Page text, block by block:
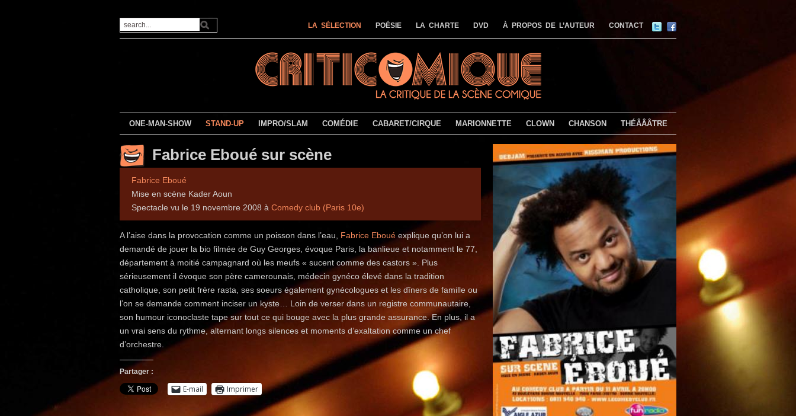
LA SÉLECTION POÉSIE LA CHARTE DVD À PROPOS DE L’AUTEUR CONTACT
ONE-MAN-SHOW STAND-UP IMPRO/SLAM COMÉDIE CABARET/CIRQUE MARIONNETTE CLOWN CHANSON THÉÂÂÂTRE
Fabrice Eboué sur scène
Fabrice Eboué
Mise en scène Kader Aoun
Spectacle vu le 19 novembre 2008 à Comedy club (Paris 10e)
A l’aise dans la provocation comme un poisson dans l’eau, Fabrice Eboué explique qu’on lui a
demandé de jouer la bio filmée de Guy Georges, évoque Paris, la banlieue et notamment le 77,
département à moitié campagnard où les meufs « sucent comme des castors ». Plus
sérieusement il évoque son père camerounais, médecin gynéco élevé dans la tradition
catholique, son petit frère rasta, ses soeurs également gynécologues et les dîners de famille ou
l’on se demande comment inciser un kyste… Loin de verser dans un registre communautaire,
son humour iconoclaste tape sur tout ce qui bouge avec la plus grande assurance. En plus, il a
un vrai sens du rythme, alternant longs silences et moments d’exaltation comme un chef
d’orchestre.
Partager :
E-mail Imprimer